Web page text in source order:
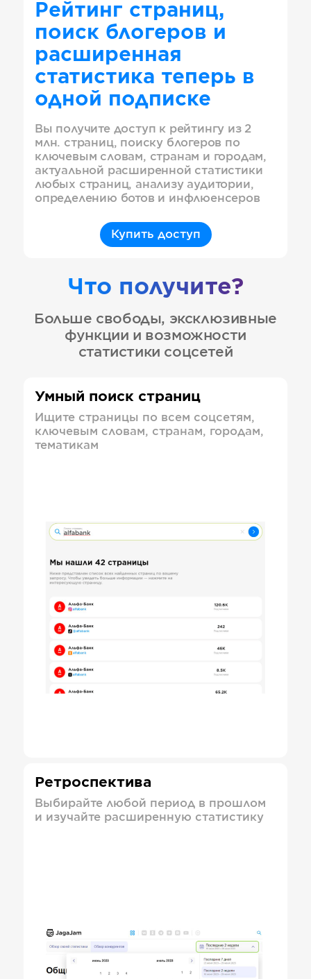
Рейтинг страниц,
поиск блогеров и
расширенная
статистика теперь в
одной подписке
Вы получите доступ к рейтингу из 2
млн. страниц, поиску блогеров по
ключевым словам, странам и городам,
актуальной расширенной статистики
любых страниц, анализу аудитории,
определению ботов и инфлюенсеров
Купить доступ
Что получите?
Больше свободы, эксклюзивные
функции и возможности
статистики соцсетей
Умный поиск страниц
Ищите страницы по всем соцсетям,
ключевым словам, странам, городам,
тематикам
Ретроспектива
Выбирайте любой период в прошлом
и изучайте расширенную статистику